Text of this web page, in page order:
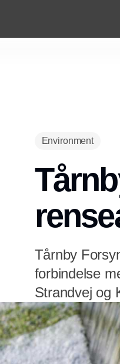
Environment
Tårnby
forbindelse
Strandvej og